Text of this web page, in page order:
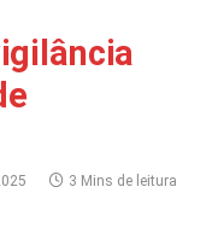
3 Mins de leitura